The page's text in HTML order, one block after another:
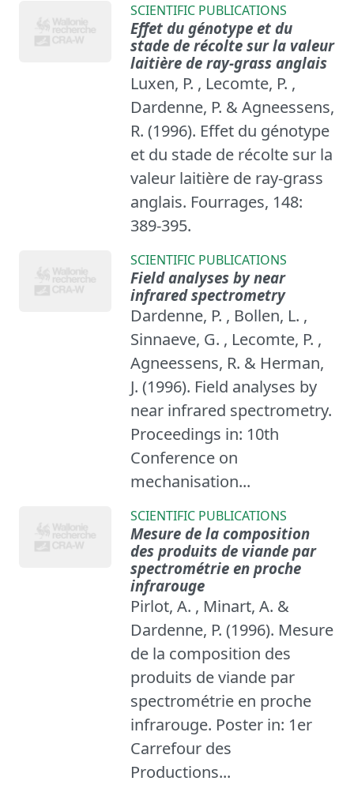
SCIENTIFIC PUBLICATIONS
Effet du génotype et du
stade de récolte sur la valeur
laitière de ray-grass anglais
Luxen, P. , Lecomte, P. ,
Dardenne, P. & Agneessens,
R. (1996). Effet du génotype
et du stade de récolte sur la
valeur laitière de ray-grass
anglais. Fourrages, 148:
389-395.
SCIENTIFIC PUBLICATIONS
Field analyses by near
infrared spectrometry
Dardenne, P. , Bollen, L. ,
Sinnaeve, G. , Lecomte, P. ,
Agneessens, R. & Herman,
J. (1996). Field analyses by
near infrared spectrometry.
Proceedings in: 10th
Conference on
mechanisation...
SCIENTIFIC PUBLICATIONS
Mesure de la composition
des produits de viande par
spectrométrie en proche
infrarouge
Pirlot, A. , Minart, A. &
Dardenne, P. (1996). Mesure
de la composition des
produits de viande par
spectrométrie en proche
infrarouge. Poster in: 1er
Carrefour des
Productions...